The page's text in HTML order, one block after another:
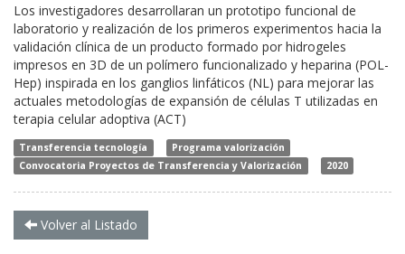
Los investigadores desarrollaran un prototipo funcional de
laboratorio y realización de los primeros experimentos hacia la
validación clínica de un producto formado por hidrogeles
impresos en 3D de un polímero funcionalizado y heparina (POL-
Hep) inspirada en los ganglios linfáticos (NL) para mejorar las
actuales metodologías de expansión de células T utilizadas en
terapia celular adoptiva (ACT)
Transferencia tecnología
Programa valorización
Convocatoria Proyectos de Transferencia y Valorización
2020
Volver al Listado